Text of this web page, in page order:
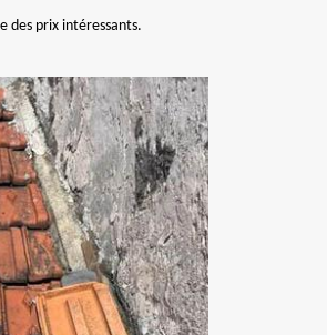
des prix intéressants.